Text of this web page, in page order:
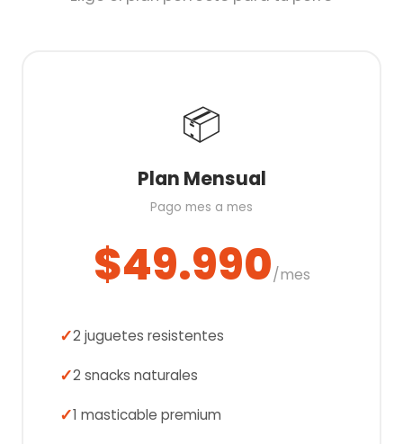
📦
Plan Mensual
Pago mes a mes
$49.990/mes
2 juguetes resistentes
2 snacks naturales
1 masticable premium